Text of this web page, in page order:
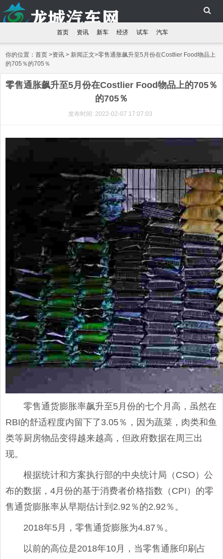
首页 资讯 新车 经济 试车 汽车
你的位置：首页 >资讯 > 新闻正文>零售通胀飙升至5月份在Costlier Food物品上
的705％的705％
零售通胀飙升至5月份在Costlier Food物品上的705％
的705％
发布时间: 2022-02-07 17:07:03
零售通货膨胀率飙升至5月份的七个月高，虽然在
RBI的舒适程度内留下了3.05％，因为蔬菜，肉类和鱼
类等厨房物品变得越来越高，但政府数据在周三出
现。
根据统计和方案执行部的中央统计局（CSO）公
布的数据，4月份的基于消费者价格指数（CPI）的零
售通货膨胀率从早期估计到2.92％的2.92％。
2018年5月，零售通货膨胀为4.87％。
以前的高位是2018年10月，当零售通胀印刷占